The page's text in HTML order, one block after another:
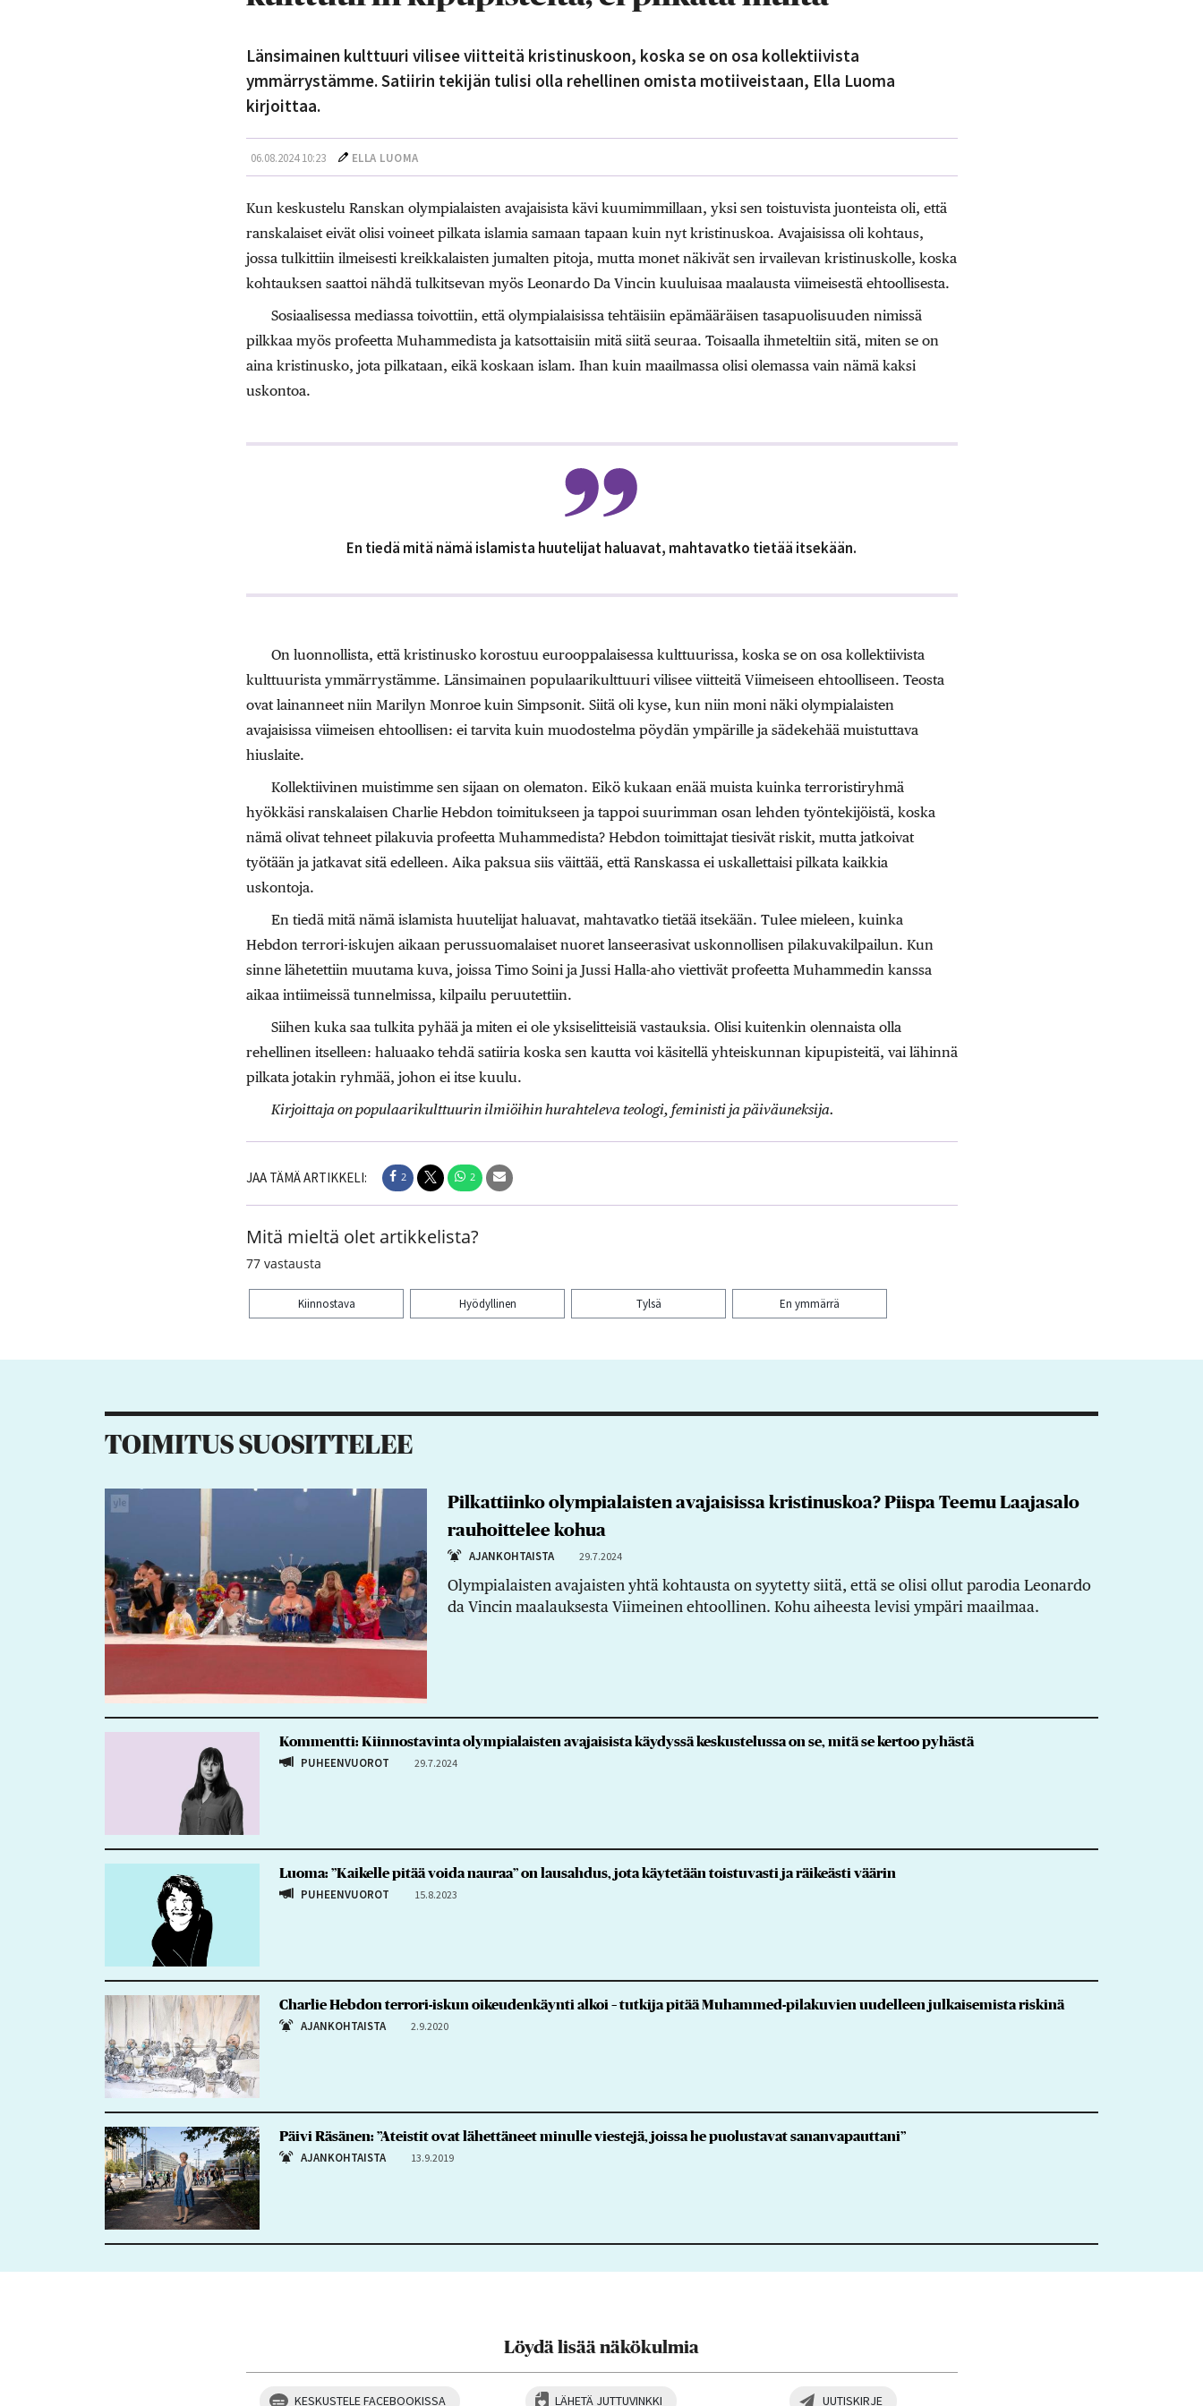
Länsimainen kulttuuri vilisee viitteitä kristinuskoon, koska se on osa kollektiivista
ymmärrystämme. Satiirin tekijän tulisi olla rehellinen omista motiiveistaan, Ella Luoma
kirjoittaa.
06.08.2024 10:23 ELLA LUOMA
Kun keskustelu Ranskan olympialaisten avajaisista kävi kuumimmillaan, yksi sen toistuvista juonteista oli, että
ranskalaiset eivät olisi voineet pilkata islamia samaan tapaan kuin nyt kristinuskoa. Avajaisissa oli kohtaus,
jossa tulkittiin ilmeisesti kreikkalaisten jumalten pitoja, mutta monet näkivät sen irvailevan kristinuskolle, koska
kohtauksen saattoi nähdä tulkitsevan myös Leonardo Da Vincin kuuluisaa maalausta viimeisestä ehtoollisesta.
Sosiaalisessa mediassa toivottiin, että olympialaisissa tehtäisiin epämääräisen tasapuolisuuden nimissä
pilkkaa myös profeetta Muhammedista ja katsottaisiin mitä siitä seuraa. Toisaalla ihmeteltiin sitä, miten se on
aina kristinusko, jota pilkataan, eikä koskaan islam. Ihan kuin maailmassa olisi olemassa vain nämä kaksi
uskontoa.
En tiedä mitä nämä islamista huutelijat haluavat, mahtavatko tietää itsekään.
On luonnollista, että kristinusko korostuu eurooppalaisessa kulttuurissa, koska se on osa kollektiivista
kulttuurista ymmärrystämme. Länsimainen populaarikulttuuri vilisee viitteitä Viimeiseen ehtoolliseen. Teosta
ovat lainanneet niin Marilyn Monroe kuin Simpsonit. Siitä oli kyse, kun niin moni näki olympialaisten
avajaisissa viimeisen ehtoollisen: ei tarvita kuin muodostelma pöydän ympärille ja sädekehää muistuttava
hiuslaite.
Kollektiivinen muistimme sen sijaan on olematon. Eikö kukaan enää muista kuinka terroristiryhmä
hyökkäsi ranskalaisen Charlie Hebdon toimitukseen ja tappoi suurimman osan lehden työntekijöistä, koska
nämä olivat tehneet pilakuvia profeetta Muhammedista? Hebdon toimittajat tiesivät riskit, mutta jatkoivat
työtään ja jatkavat sitä edelleen. Aika paksua siis väittää, että Ranskassa ei uskallettaisi pilkata kaikkia
uskontoja.
En tiedä mitä nämä islamista huutelijat haluavat, mahtavatko tietää itsekään. Tulee mieleen, kuinka
Hebdon terrori-iskujen aikaan perussuomalaiset nuoret lanseerasivat uskonnollisen pilakuvakilpailun. Kun
sinne lähetettiin muutama kuva, joissa Timo Soini ja Jussi Halla-aho viettivät profeetta Muhammedin kanssa
aikaa intiimeissä tunnelmissa, kilpailu peruutettiin.
Siihen kuka saa tulkita pyhää ja miten ei ole yksiselitteisiä vastauksia. Olisi kuitenkin olennaista olla
rehellinen itselleen: haluaako tehdä satiiria koska sen kautta voi käsitellä yhteiskunnan kipupisteitä, vai lähinnä
pilkata jotakin ryhmää, johon ei itse kuulu.
Kirjoittaja on populaarikulttuurin ilmiöihin hurahteleva teologi, feministi ja päiväuneksija.
JAA TÄMÄ ARTIKKELI: 2 2
Mitä mieltä olet artikkelista?
77 vastausta
Kiinnostava Hyödyllinen Tylsä En ymmärrä
TOIMITUS SUOSITTELEE
Pilkattiinko olympialaisten avajaisissa kristinuskoa? Piispa Teemu Laajasalo
rauhoittelee kohua
AJANKOHTAISTA 29.7.2024
Olympialaisten avajaisten yhtä kohtausta on syytetty siitä, että se olisi ollut parodia Leonardo
da Vincin maalauksesta Viimeinen ehtoollinen. Kohu aiheesta levisi ympäri maailmaa.
Kommentti: Kiinnostavinta olympialaisten avajaisista käydyssä keskustelussa on se, mitä se kertoo pyhästä
PUHEENVUOROT 29.7.2024
Luoma: ”Kaikelle pitää voida nauraa” on lausahdus, jota käytetään toistuvasti ja räikeästi väärin
PUHEENVUOROT 15.8.2023
Charlie Hebdon terrori-iskun oikeudenkäynti alkoi – tutkija pitää Muhammed-pilakuvien uudelleen julkaisemista riskinä
AJANKOHTAISTA 2.9.2020
Päivi Räsänen: ”Ateistit ovat lähettäneet minulle viestejä, joissa he puolustavat sananvapauttani”
AJANKOHTAISTA 13.9.2019
Löydä lisää näkökulmia
KESKUSTELE FACEBOOKISSA LÄHETÄ JUTTUVINKKI UUTISKIRJE